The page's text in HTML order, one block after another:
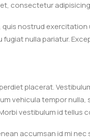
consectetur
quis nostrud
fugiat nulla pariatur.
placerat.
vehicula tempor
vestibulum id tellus
accumsan id mi